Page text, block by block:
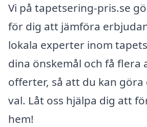
Vi på tapetsering-pris.se
för dig att jämföra
lokala experter inom
dina önskemål och få flera
offerter, så att du kan
val. Låt oss hjälpa dig att
hem!